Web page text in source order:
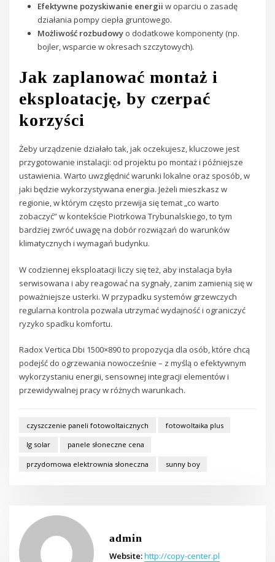
Efektywne pozyskiwanie energii w oparciu o zasadę
działania pompy ciepła gruntowego.
Możliwość rozbudowyo dodatkowe komponenty (np.
bojler, wsparcie w okresach szczytowych).
Jak zaplanować montaż i
eksploatację, by czerpać
korzyści
Żeby urządzenie działało tak, jak oczekujesz, kluczowe jest
przygotowanie instalacji: od projektu po montaż i późniejsze
ustawienia. Warto uwzględnić warunki lokalne oraz sposób, w
jaki będzie wykorzystywana energia. Jeżeli mieszkasz w
regionie, w którym często przewija się temat „co warto
zobaczyć” w kontekście Piotrkowa Trybunalskiego, to tym
bardziej zwróć uwagę na dobór rozwiązań do warunków
klimatycznych i wymagań budynku.
W codziennej eksploatacji liczy się też, aby instalacja była
serwisowana i aby reagować na sygnały, zanim zamienią się w
poważniejsze usterki. W przypadku systemów grzewczych
regularna kontrola pozwala utrzymać wydajność i ograniczyć
ryzyko spadku komfortu.
Radox Vertica Dbi 1500×890 to propozycja dla osób, które chcą
podejść do ogrzewania nowocześnie – z myślą o efektywnym
wykorzystaniu energii, sensownej integracji elementów i
przewidywalnej pracy w różnych warunkach.
czyszczenie paneli fotowoltaicznych fotowoltaika plus
lg solar panele słoneczne cena
przydomowa elektrownia słoneczna sunny boy
admin
Website:http://copy-center.pl